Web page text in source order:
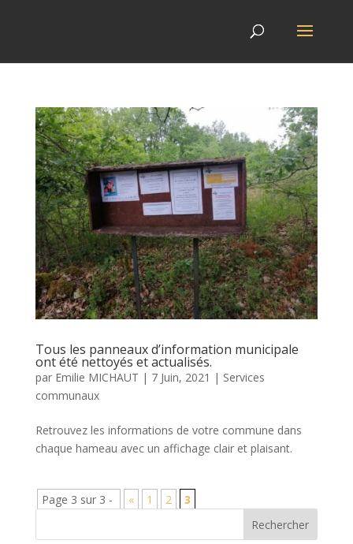
Tous les panneaux d’information municipale
ont été nettoyés et actualisés.
par Emilie MICHAUT | 7 Juin, 2021 | Services
communaux
Retrouvez les informations de votre commune dans
chaque hameau avec un affichage clair et plaisant.
Page 3 sur 3 - « 1 2 3